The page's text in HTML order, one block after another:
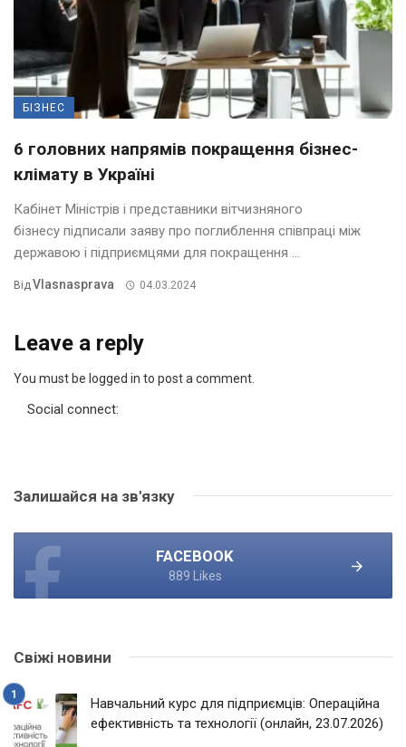
БІЗНЕС
6 головних напрямів покращення бізнес-
клімату в Україні
Кабінет Міністрів і представники вітчизняного
бізнесу підписали заяву про поглиблення співпраці між
державою і підприємцями для покращення ...
Від Vlasnasprava 04.03.2024
Leave a reply
You must be logged in to post a comment.
Social connect:
Залишайся на зв'язку
FACEBOOK
889 Likes
Свіжі новини
Навчальний курс для підприємців: Операційна
ефективність та технології (онлайн, 23.07.2026)